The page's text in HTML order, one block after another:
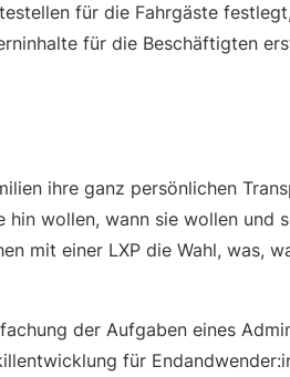
für die Fahrgäste
für die Beschäftigten
ihre ganz persönlichen
wollen, wann sie wollen und
mit einer LXP die Wahl, was,
der Aufgaben eines
für